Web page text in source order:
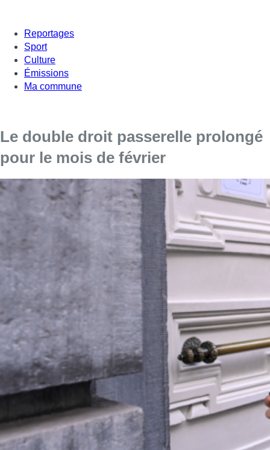
Reportages
Sport
Culture
Émissions
Ma commune
Le double droit passerelle prolongé
pour le mois de février